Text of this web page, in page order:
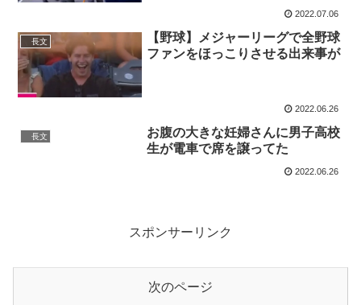
2022.07.06
長文
【野球】メジャーリーグで全野球
ファンをほっこりさせる出来事が
2022.06.26
長文
お腹の大きな妊婦さんに男子高校
生が電車で席を譲ってた
2022.06.26
スポンサーリンク
次のページ